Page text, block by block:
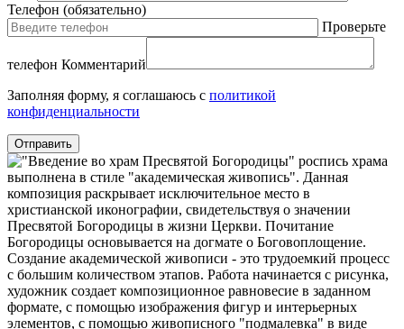
Телефон (обязательно)
Проверьте
телефон Комментарий
Заполняя форму, я соглашаюсь с политикой
конфиденциальности